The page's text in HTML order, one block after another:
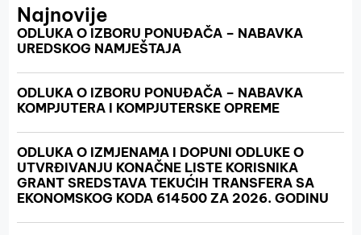
Najnovije
ODLUKA O IZBORU PONUĐAČA – NABAVKA
UREDSKOG NAMJEŠTAJA
ODLUKA O IZBORU PONUĐAČA – NABAVKA
KOMPJUTERA I KOMPJUTERSKE OPREME
ODLUKA O IZMJENAMA I DOPUNI ODLUKE O
UTVRĐIVANJU KONAČNE LISTE KORISNIKA
GRANT SREDSTAVA TEKUĆIH TRANSFERA SA
EKONOMSKOG KODA 614500 ZA 2026. GODINU